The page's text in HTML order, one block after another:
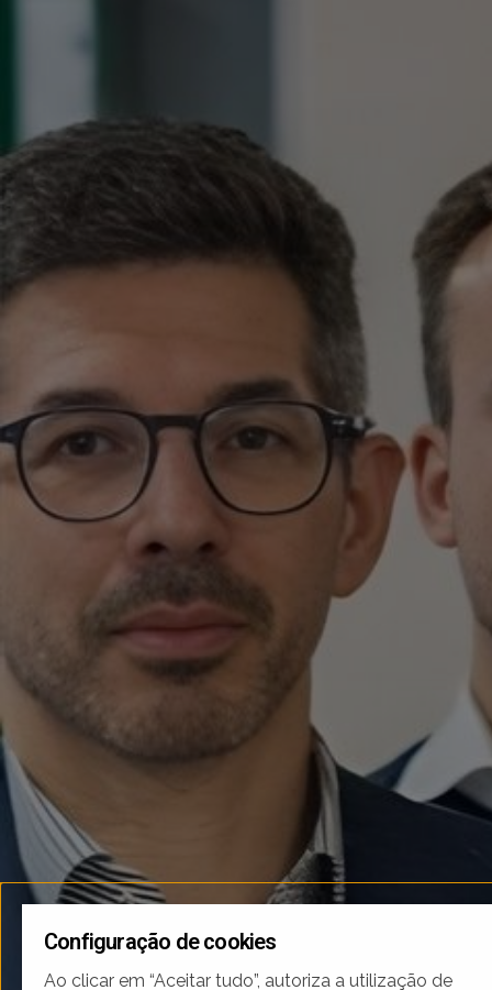
Configuração de cookies
Ao clicar em “Aceitar tudo”, autoriza a utilização de